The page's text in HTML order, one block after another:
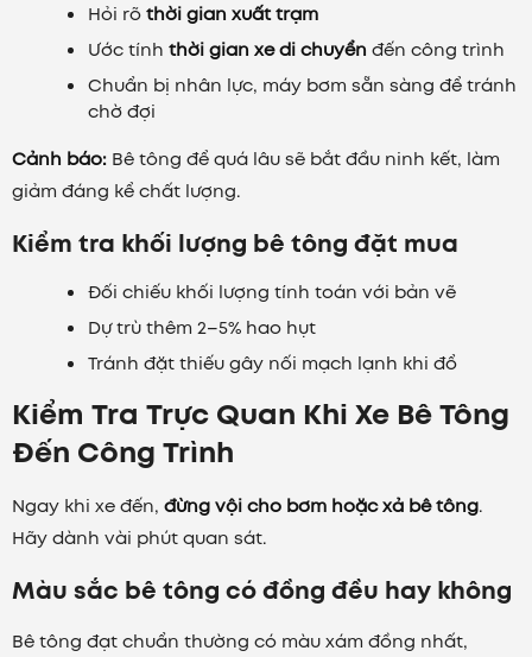
Hỏi rõthời gian xuất trạm
Ước tính thời gian xe di chuyển đến công trình
Chuẩn bị nhân lực, máy bơm sẵn sàng để tránh
chờ đợi
Cảnh báo: Bê tông để quá lâu sẽ bắt đầu ninh kết, làm
giảm đáng kể chất lượng.
Kiểm tra khối lượng bê tông đặt mua
Đối chiếu khối lượng tính toán với bản vẽ
Dự trù thêm 2–5% hao hụt
Tránh đặt thiếu gây nối mạch lạnh khi đổ
Kiểm Tra Trực Quan Khi Xe Bê Tông
Đến Công Trình
Ngay khi xe đến, đừng vội cho bơm hoặc xả bê tông.
Hãy dành vài phút quan sát.
Màu sắc bê tông có đồng đều hay không
Bê tông đạt chuẩn thường có màu xám đồng nhất,